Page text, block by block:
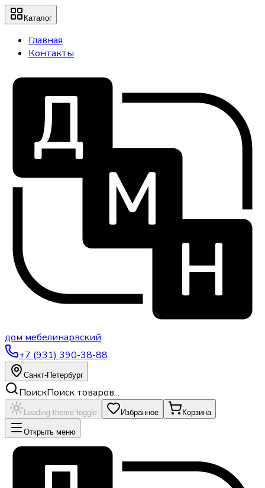
Каталог
Главная
Контакты
дом мебелинарвский
+7 (931) 390-38-88
Санкт-Петербург
ПоискПоиск товаров...
Loading theme toggle Избранное Корзина
Открыть меню